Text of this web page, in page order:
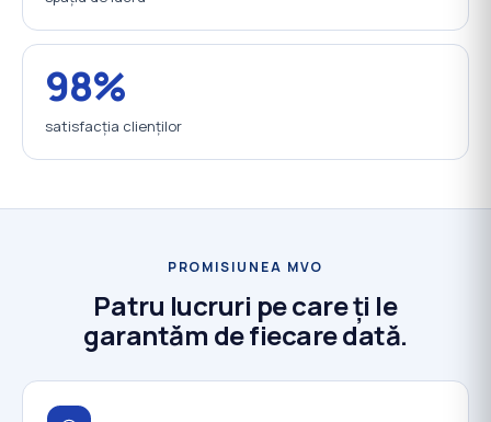
98%
satisfacția clienților
PROMISIUNEA MVO
Patru lucruri pe care ți le
garantăm de fiecare dată.